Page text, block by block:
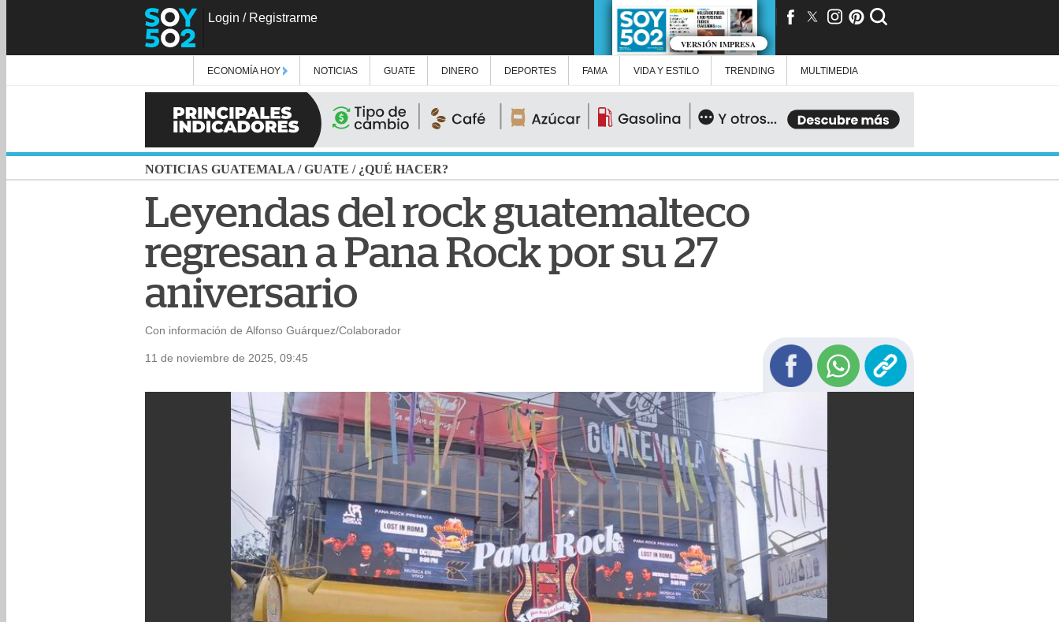
Login / Registrarme
VERSIÓN IMPRESA
ECONOMÍA HOY NOTICIAS GUATE DINERO DEPORTES FAMA VIDA Y ESTILO TRENDING MULTIMEDIA
NOTICIAS GUATEMALA /GUATE / ¿QUÉ HACER?
Leyendas del rock guatemalteco
regresan a Pana Rock por su 27
aniversario
Con información de Alfonso Guárquez/Colaborador
11 de noviembre de 2025, 09:45